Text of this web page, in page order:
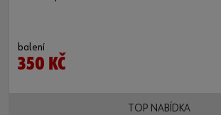
balení
350 KČ
TOP NABÍDKA